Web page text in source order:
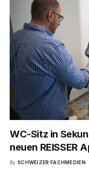
WC-Sitz in
neuen REISSER
By SCHWEIZER FACHMEDIEN